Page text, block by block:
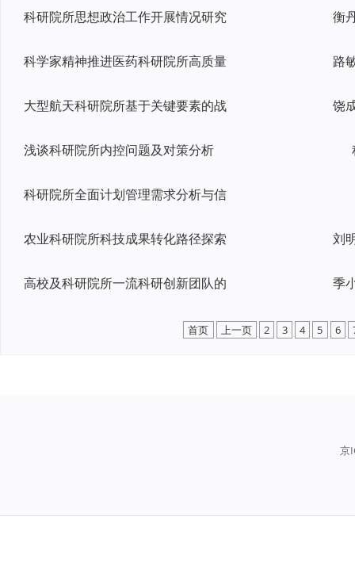
科研院所思想政治工作开展情况研究
科学家精神推进医药科研院所高质量
大型航天科研院所基于关键要素的战
浅谈科研院所内控问题及对策分析
科研院所全面计划管理需求分析与信
农业科研院所科技成果转化路径探索
高校及科研院所一流科研创新团队的
首页 上一页 2 3 4 5 6
京